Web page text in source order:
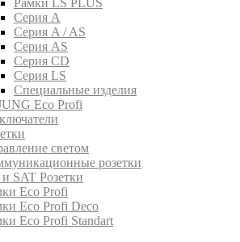
Рамки LS PLUS
Серия A
Серия A / AS
Серия AS
Серия CD
Серия LS
Специальные изделия
Eco Profi
светом
розетки
SAT Розетки
Eco Profi
Eco Profi Deco
Eco Profi Standart